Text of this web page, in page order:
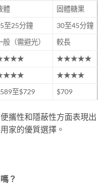
體
固體糖果
至25分鐘
30至45分鐘
般（需避光）
較長
★★★★★
★★★★
至$729 $709
攜性和隱蔽性方面表現出
家的優質選擇。
？